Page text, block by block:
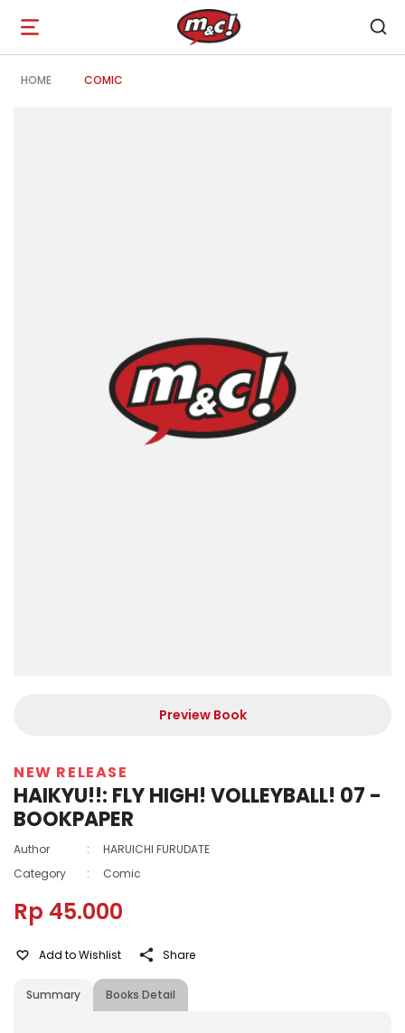
Open
navigation
HOME COMIC
Preview Book
NEW RELEASE
HAIKYU!!: FLY HIGH! VOLLEYBALL! 07 -
BOOKPAPER
Author :
HARUICHI FURUDATE
Category
: Comic
Rp 45.000
Summary Books Detail
Add to Wishlist Share